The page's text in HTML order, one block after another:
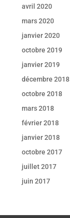
avril 2020
mars 2020
janvier 2020
octobre 2019
janvier 2019
décembre 2018
octobre 2018
mars 2018
février 2018
janvier 2018
octobre 2017
juillet 2017
juin 2017